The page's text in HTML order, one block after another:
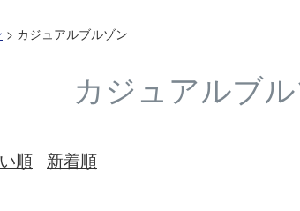
カジュアルブルゾン
カジュアルブ
順 新着順